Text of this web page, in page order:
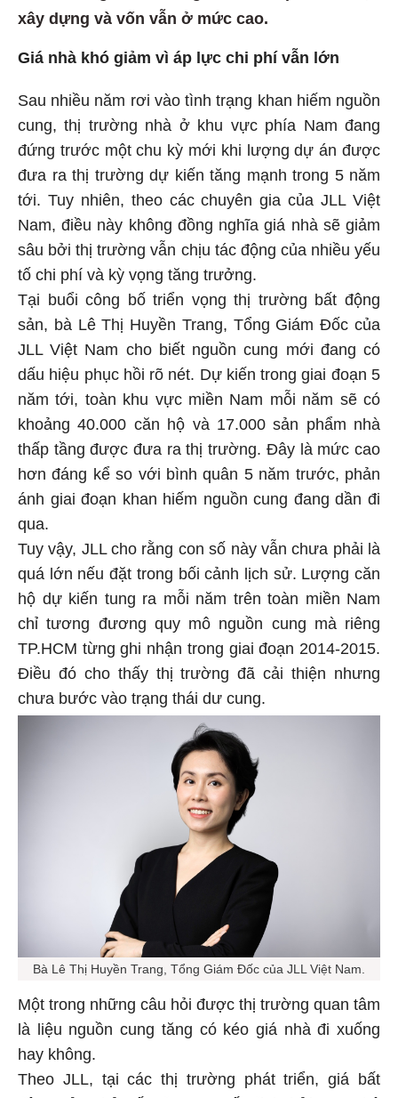
xây dựng và vốn vẫn ở mức cao.
Giá nhà khó giảm vì áp lực chi phí vẫn lớn
Sau nhiều năm rơi vào tình trạng khan hiếm nguồn
cung, thị trường nhà ở khu vực phía Nam đang
đứng trước một chu kỳ mới khi lượng dự án được
đưa ra thị trường dự kiến tăng mạnh trong 5 năm
tới. Tuy nhiên, theo các chuyên gia của JLL Việt
Nam, điều này không đồng nghĩa giá nhà sẽ giảm
sâu bởi thị trường vẫn chịu tác động của nhiều yếu
tố chi phí và kỳ vọng tăng trưởng.
Tại buổi công bố triển vọng thị trường bất động
sản, bà Lê Thị Huyền Trang, Tổng Giám Đốc của
JLL Việt Nam cho biết nguồn cung mới đang có
dấu hiệu phục hồi rõ nét. Dự kiến trong giai đoạn 5
năm tới, toàn khu vực miền Nam mỗi năm sẽ có
khoảng 40.000 căn hộ và 17.000 sản phẩm nhà
thấp tầng được đưa ra thị trường. Đây là mức cao
hơn đáng kể so với bình quân 5 năm trước, phản
ánh giai đoạn khan hiếm nguồn cung đang dần đi
qua.
Tuy vậy, JLL cho rằng con số này vẫn chưa phải là
quá lớn nếu đặt trong bối cảnh lịch sử. Lượng căn
hộ dự kiến tung ra mỗi năm trên toàn miền Nam
chỉ tương đương quy mô nguồn cung mà riêng
TP.HCM từng ghi nhận trong giai đoạn 2014-2015.
Điều đó cho thấy thị trường đã cải thiện nhưng
chưa bước vào trạng thái dư cung.
Bà Lê Thị Huyền Trang, Tổng Giám Đốc của JLL Việt Nam.
Một trong những câu hỏi được thị trường quan tâm
là liệu nguồn cung tăng có kéo giá nhà đi xuống
hay không.
Theo JLL, tại các thị trường phát triển, giá bất